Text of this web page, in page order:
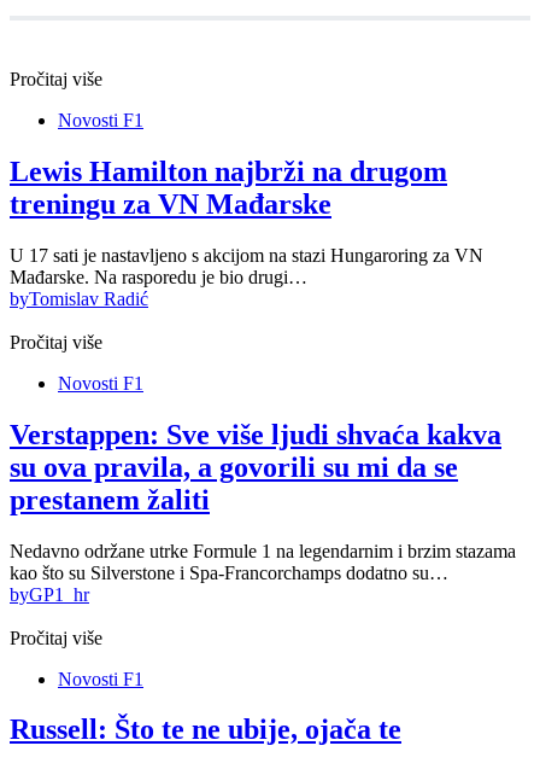
Pročitaj više
Novosti F1
Lewis Hamilton najbrži na drugom
treningu za VN Mađarske
U 17 sati je nastavljeno s akcijom na stazi Hungaroring za VN
Mađarske. Na rasporedu je bio drugi…
byTomislav Radić
Pročitaj više
Novosti F1
Verstappen: Sve više ljudi shvaća kakva
su ova pravila, a govorili su mi da se
prestanem žaliti
Nedavno održane utrke Formule 1 na legendarnim i brzim stazama
kao što su Silverstone i Spa-Francorchamps dodatno su…
byGP1_hr
Pročitaj više
Novosti F1
Russell: Što te ne ubije, ojača te